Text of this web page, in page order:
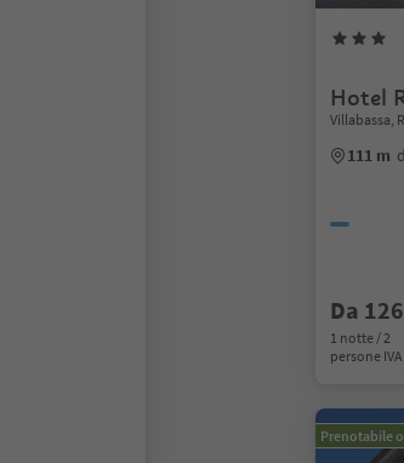
Hotel
Villabassa,
111 m
Da
1 notte / 2
persone
Prenotabile